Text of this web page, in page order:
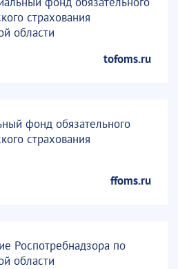
страхования
области
tofoms.ru
фонд обязательного
страхования
ffoms.ru
Роспотребнадзора по
области